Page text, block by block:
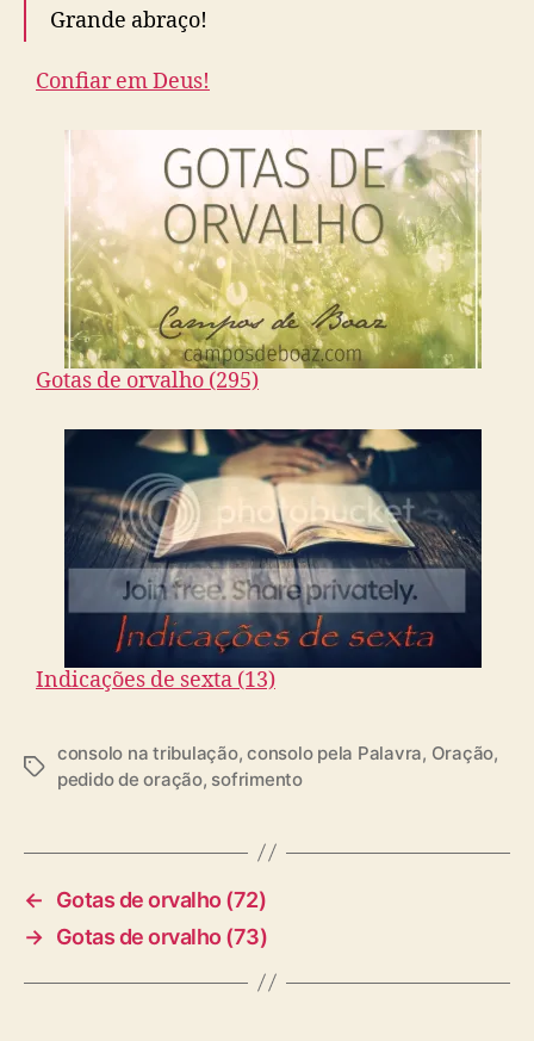
Grande abraço!
Confiar em Deus!
Gotas de orvalho (295)
Indicações de sexta (13)
T
consolo na tribulação,consolo pela Palavra, Oração,
pedido de oração, sofrimento
←
Gotas de orvalho (72)
→ Gotas de orvalho (73)